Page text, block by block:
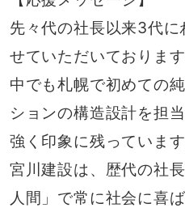
先々代の社長以来3代に
せていただいております
中でも札幌で初めての
ションの構造設計を担
強く印象に残っています
宮川建設は、歴代の社
人間」で常に社会に喜